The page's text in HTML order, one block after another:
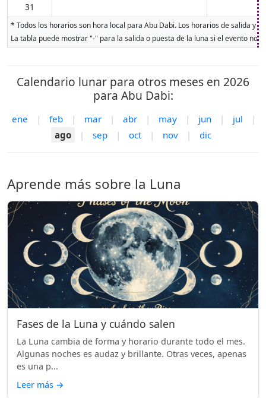
31
* Todos los horarios son hora local para Abu Dabi. Los horarios de salida y
La tabla puede mostrar "-" para la salida o puesta de la luna si el evento no
Calendario lunar para otros meses en 2026
para Abu Dabi:
ene | feb | mar | abr | may | jun | jul
|
ago
| sep | oct | nov | dic
Aprende más sobre la Luna
Fases de la Luna y cuándo salen
La Luna cambia de forma y horario durante todo el mes.
Algunas noches es audaz y brillante. Otras veces, apenas
es una p...
Leer más →